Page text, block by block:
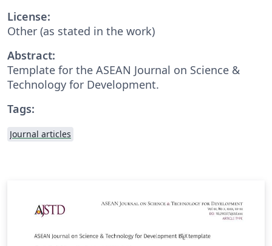
License:
Other (as stated in the work)
Abstract:
Template for the ASEAN Journal on Science &
Technology for Development.
Tags:
Journal articles